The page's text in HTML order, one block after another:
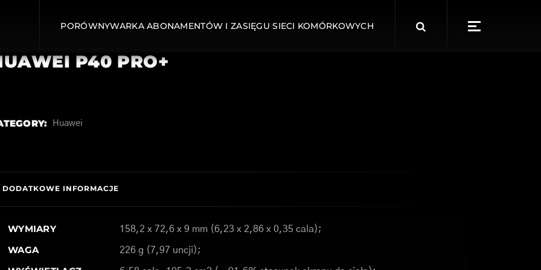
PORÓWNYWARKA ABONAMENTÓW I ZASIĘGU SIECI KOMÓRKOWYCH
for:
P40 PRO+
Huawei
DODATKOWE INFORMACJE
WYMIARY 158,2 x 72,6 x 9 mm (6,23 x 2,86 x 0,35 cala);
WAGA 226 g (7,97 uncji);